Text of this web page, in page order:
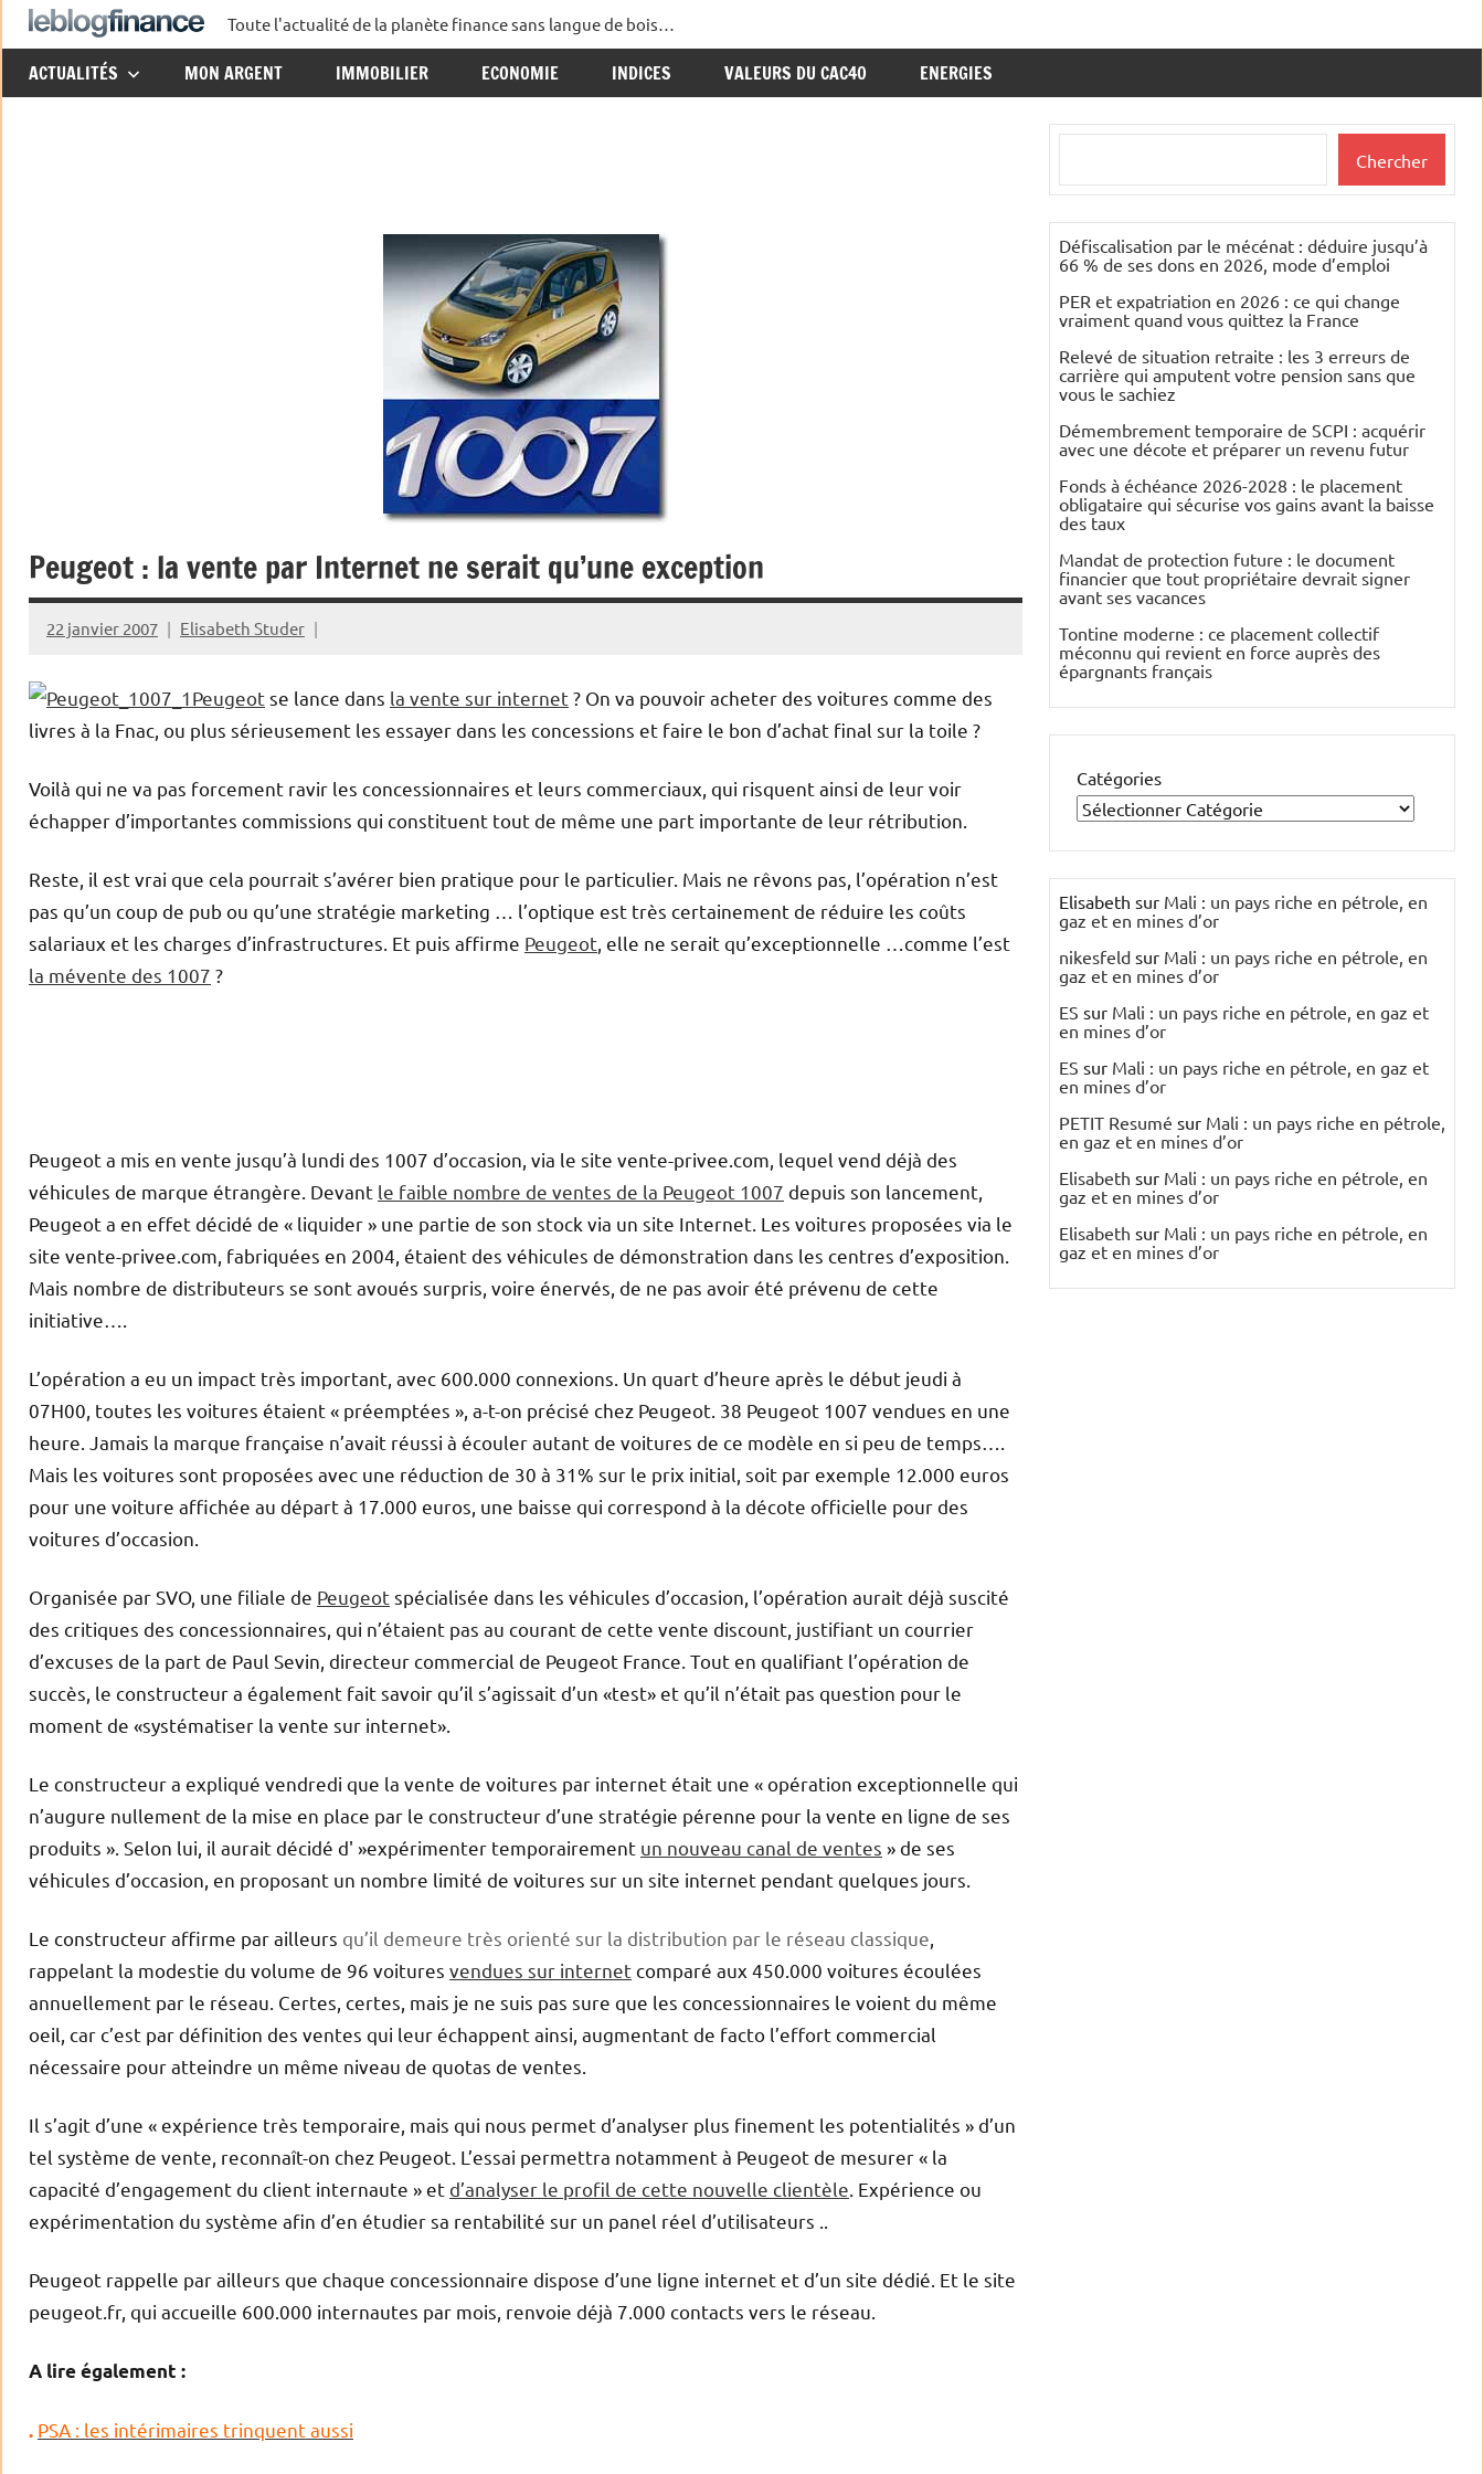
Aller
au
contenu
Le
Blog
Toute l'actualité de la planète finance sans langue de bois…
ACTUALITÉS MON ARGENT IMMOBILIER ECONOMIE INDICES VALEURS DU CAC40 ENERGIES
Peugeot : la vente par Internet ne serait qu’une exception
22 janvier 2007 Elisabeth Studer
Peugeotse lance dans la vente sur internet? On va pouvoir acheter des voitures comme des
livres à la Fnac, ou plus sérieusement les essayer dans les concessions et faire le bon d’achat final sur la toile ?
Voilà qui ne va pas forcement ravir les concessionnaires et leurs commerciaux, qui risquent ainsi de leur voir
échapper d’importantes commissions qui constituent tout de même une part importante de leur rétribution.
Reste, il est vrai que cela pourrait s’avérer bien pratique pour le particulier. Mais ne rêvons pas, l’opération n’est
pas qu’un coup de pub ou qu’une stratégie marketing … l’optique est très certainement de réduire les coûts
salariaux et les charges d’infrastructures. Et puis affirme Peugeot , elle ne serait qu’exceptionnelle …comme l’est
la mévente des 1007 ?
Peugeot a mis en vente jusqu’à lundi des 1007 d’occasion, via le site vente-privee.com, lequel vend déjà des
véhicules de marque étrangère. Devant le faible nombre de ventes de la Peugeot 1007 depuis son lancement,
Peugeot a en effet décidé de « liquider » une partie de son stock via un site Internet. Les voitures proposées via le
site vente-privee.com, fabriquées en 2004, étaient des véhicules de démonstration dans les centres d’exposition.
Mais nombre de distributeurs se sont avoués surpris, voire énervés, de ne pas avoir été prévenu de cette
initiative….
L’opération a eu un impact très important, avec 600.000 connexions. Un quart d’heure après le début jeudi à
07H00, toutes les voitures étaient « préemptées », a-t-on précisé chez Peugeot. 38 Peugeot 1007 vendues en une
heure. Jamais la marque française n’avait réussi à écouler autant de voitures de ce modèle en si peu de temps….
Mais les voitures sont proposées avec une réduction de 30 à 31% sur le prix initial, soit par exemple 12.000 euros
pour une voiture affichée au départ à 17.000 euros, une baisse qui correspond à la décote officielle pour des
voitures d’occasion.
Organisée par SVO, une filiale de Peugeotspécialisée dans les véhicules d’occasion, l’opération aurait déjà suscité
des critiques des concessionnaires, qui n’étaient pas au courant de cette vente discount, justifiant un courrier
d’excuses de la part de Paul Sevin, directeur commercial de Peugeot France. Tout en qualifiant l’opération de
succès, le constructeur a également fait savoir qu’il s’agissait d’un «test» et qu’il n’était pas question pour le
moment de «systématiser la vente sur internet».
Le constructeur a expliqué vendredi que la vente de voitures par internet était une « opération exceptionnelle qui
n’augure nullement de la mise en place par le constructeur d’une stratégie pérenne pour la vente en ligne de ses
produits ». Selon lui, il aurait décidé d' »expérimenter temporairement un nouveau canal de ventes » de ses
véhicules d’occasion, en proposant un nombre limité de voitures sur un site internet pendant quelques jours.
Le constructeur affirme par ailleurs qu’il demeure très orienté sur la distribution par le réseau classique
rappelant la modestie du volume de 96 voitures vendues sur internetcomparé aux 450.000 voitures écoulées
annuellement par le réseau. Certes, certes, mais je ne suis pas sure que les concessionnaires le voient du même
oeil, car c’est par définition des ventes qui leur échappent ainsi, augmentant de facto l’effort commercial
nécessaire pour atteindre un même niveau de quotas de ventes.
Il s’agit d’une « expérience très temporaire, mais qui nous permet d’analyser plus finement les potentialités » d’un
tel système de vente, reconnaît-on chez Peugeot. L’essai permettra notamment à Peugeot de mesurer « la
capacité d’engagement du client internaute » etd’analyser le profil de cette nouvelle clientèle . Expérience ou
expérimentation du système afin d’en étudier sa rentabilité sur un panel réel d’utilisateurs ..
Peugeot rappelle par ailleurs que chaque concessionnaire dispose d’une ligne internet et d’un site dédié. Et le site
peugeot.fr, qui accueille 600.000 internautes par mois, renvoie déjà 7.000 contacts vers le réseau.
A lire également :
. PSA : les intérimaires trinquent aussi
Chercher
Défiscalisation par le mécénat : déduire jusqu’à
66 % de ses dons en 2026, mode d’emploi
PER et expatriation en 2026 : ce qui change
vraiment quand vous quittez la France
Relevé de situation retraite : les 3 erreurs de
carrière qui amputent votre pension sans que
vous le sachiez
Démembrement temporaire de SCPI : acquérir
avec une décote et préparer un revenu futur
Fonds à échéance 2026-2028 : le placement
obligataire qui sécurise vos gains avant la baisse
des taux
Mandat de protection future : le document
financier que tout propriétaire devrait signer
avant ses vacances
Tontine moderne : ce placement collectif
méconnu qui revient en force auprès des
épargnants français
Catégories
Elisabeth sur Mali : un pays riche en pétrole, en
gaz et en mines d’or
nikesfeld sur Mali : un pays riche en pétrole, en
gaz et en mines d’or
ES sur Mali : un pays riche en pétrole, en gaz et
en mines d’or
ES sur Mali : un pays riche en pétrole, en gaz et
en mines d’or
PETIT Resumé sur Mali : un pays riche en pétrole,
en gaz et en mines d’or
Elisabeth sur Mali : un pays riche en pétrole, en
gaz et en mines d’or
Elisabeth sur Mali : un pays riche en pétrole, en
gaz et en mines d’or